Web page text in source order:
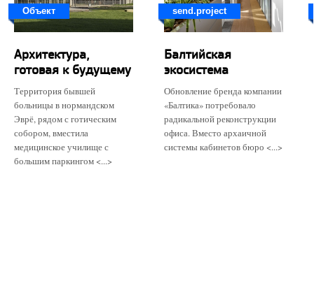
Объект
Архитектура,
готовая к будущему
Территория бывшей
больницы в нормандском
Эврё, рядом с готическим
собором, вместила
медицинское училище с
большим паркингом <...>
send.project
Балтийская
экосистема
Обновление бренда компании
«Балтика» потребовало
радикальной реконструкции
офиса. Вместо архаичной
системы кабинетов бюро <...>